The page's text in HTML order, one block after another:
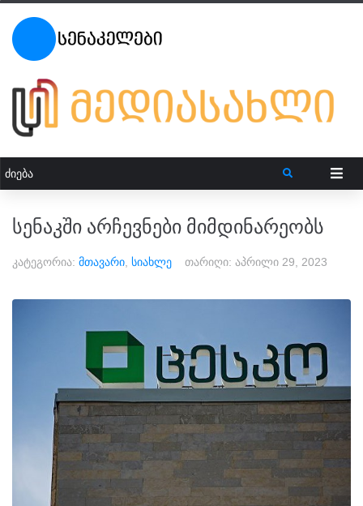
სენაკში არჩევნები მიმდინარეობს
კატეგორია: მთავარი სიახლე თარიღი: აპრილი 29, 2023